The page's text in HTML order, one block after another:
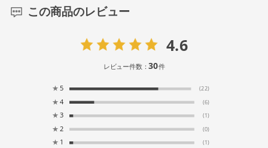
この商品のレビュー
4.6
レビュー件数：30件
★ 5 (22)
★ 4 (6)
★ 3 (1)
★ 2 (0)
★ 1 (1)